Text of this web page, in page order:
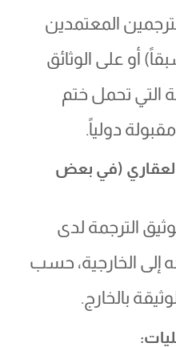
المعتمدين
أو على الوثائق
التي تحمل ختم
دولياً.
(في بعض
الترجمة لدى
إلى الخارجية، حسب
بالخارج.